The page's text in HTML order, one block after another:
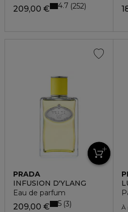
209,00 € 4.7 252
PRADA
INFUSION D'YLANG
Eau de parfum
209,00 € 5 3 À